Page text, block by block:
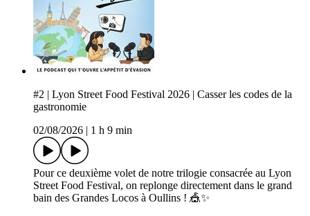
#2 | Lyon Street Food Festival 2026 | Casser les codes de la
gastronomie
02/08/2026
1 h 9 min
Pour ce deuxième volet de notre trilogie consacrée au Lyon
Street Food Festival, on replonge directement dans le grand
bain des Grandes Locos à Oullins ! 🎪✨